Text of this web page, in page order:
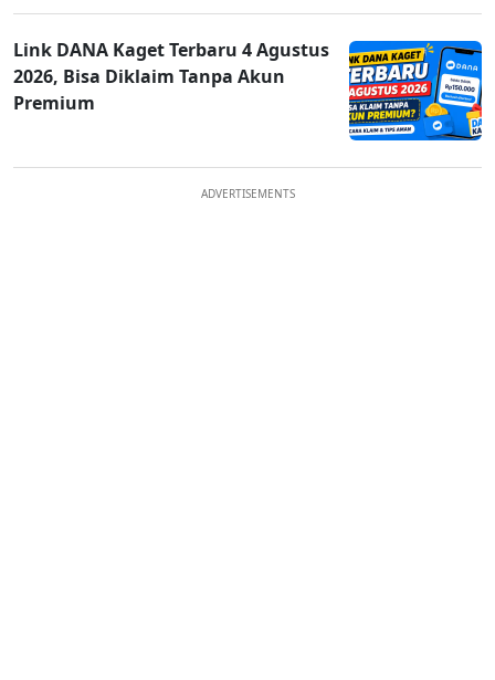
Link DANA Kaget Terbaru 4 Agustus
2026, Bisa Diklaim Tanpa Akun
Premium
ADVERTISEMENTS